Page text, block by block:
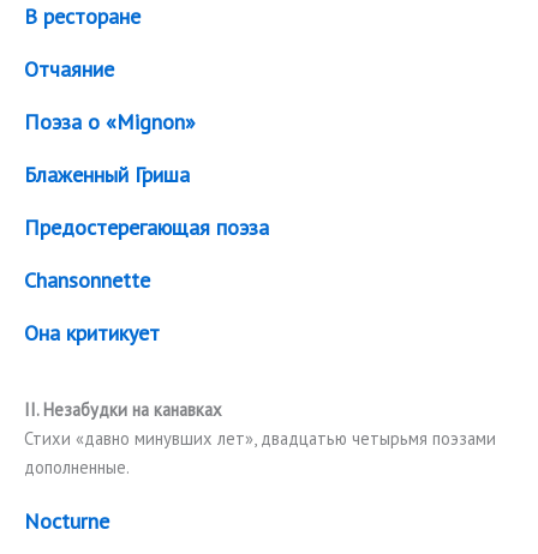
В ресторане
Отчаяние
Поэза о «Mignon»
Блаженный Гриша
Предостерегающая поэза
Chansonnette
Она критикует
II. Незабудки на канавках
Стихи «давно минувших лет», двадцатью четырьмя поэзами
дополненные.
Nocturne